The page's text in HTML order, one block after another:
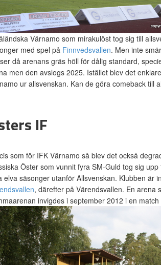
Värnamo som mirakulöst tog sig till
med spel på Finnvedsvallen. Men inte
då arenans gräs höll för dålig standard,
men den avslogs 2025. Istället blev det
ur allsvenskan. Kan de göra comeback till
IF
som för IFK Värnamo så blev det också
Öster som vunnit fyra SM-Guld tog sig
elva säsonger utanför Allsvenskan. Klubben är
, därefter på Värendsvallen. En arena
invigdes i september 2012 i en